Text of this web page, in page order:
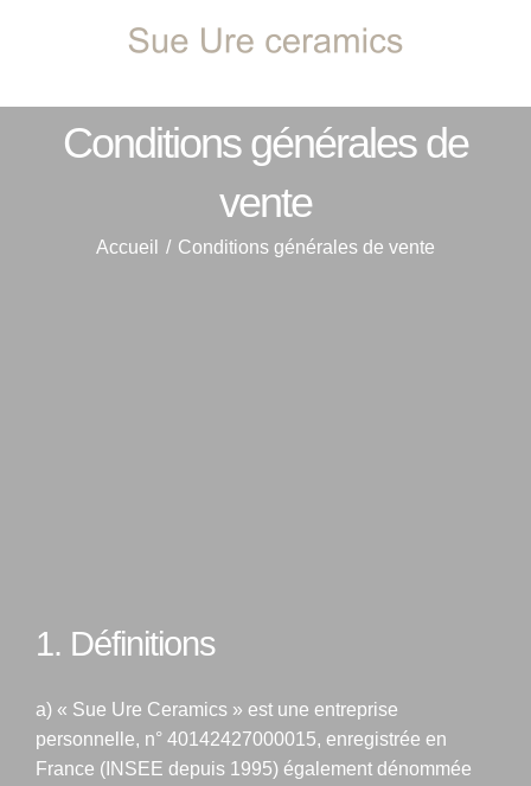
Conditions générales de
vente
Accueil Conditions générales de vente
1. Définitions
a) « Sue Ure Ceramics » est une entreprise
personnelle, n° 40142427000015, enregistrée en
France (INSEE depuis 1995) également dénommée